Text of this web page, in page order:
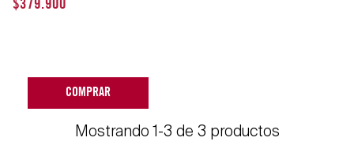
COMPRAR
Mostrando 1-3 de 3 productos